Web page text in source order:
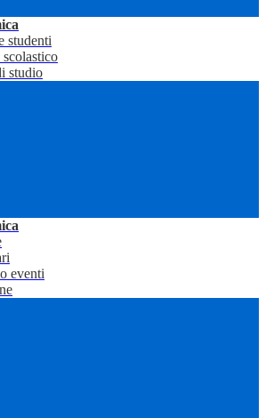
studenti
scolastico
studio
eventi